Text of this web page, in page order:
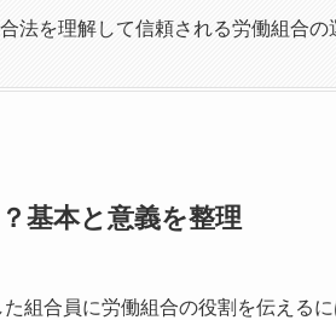
法を理解して信頼される労働組合の
基本と意義を整理
組合員に労働組合の役割を伝える